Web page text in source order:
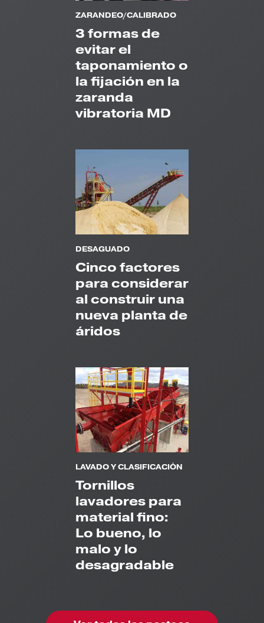
ZARANDEO/CALIBRADO
3 formas de
evitar el
taponamiento o
la fijación en la
zaranda
vibratoria MD
DESAGUADO
Cinco factores
para considerar
al construir una
nueva planta de
áridos
LAVADO Y CLASIFICACIÓN
Tornillos
lavadores para
material fino:
Lo bueno, lo
malo y lo
desagradable